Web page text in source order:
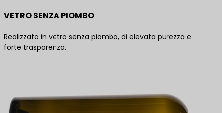
VETRO SENZA PIOMBO
Realizzato in vetro senza piombo, di elevata purezza e
forte trasparenza.